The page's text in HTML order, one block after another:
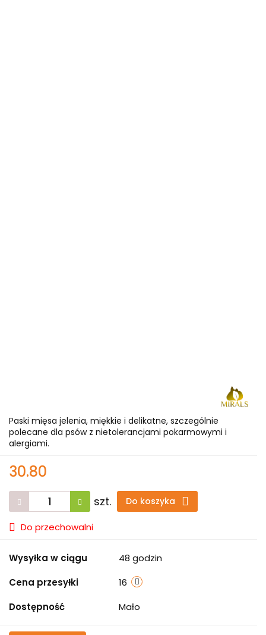
Paski mięsa jelenia, miękkie i delikatne, szczególnie
polecane dla psów z nietolerancjami pokarmowymi i
alergiami.
30.80
szt. Do koszyka
Do przechowalni
Wysyłka w ciągu
48 godzin
Cena przesyłki
16
Dostępność
Mało